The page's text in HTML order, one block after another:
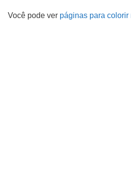
Você pode ver páginas para